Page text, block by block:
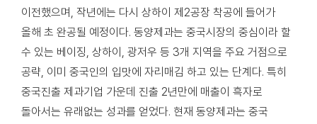
이전했으며, 작년에는 다시 상하이 제2공장 착공에 들어가
올해 초 완공될 예정이다. 동양제과는 중국시장의 중심이라 할
수 있는 베이징, 상하이, 광저우 등 3개 지역을 주요 거점으로
공략, 이미 중국인의 입맛에 자리매김 하고 있는 단계다. 특히
중국진출 제과기업 가운데 진출 2년만에 매출이 흑자로
돌아서는 유래없는 성과를 얻었다. 현재 동양제과는 중국